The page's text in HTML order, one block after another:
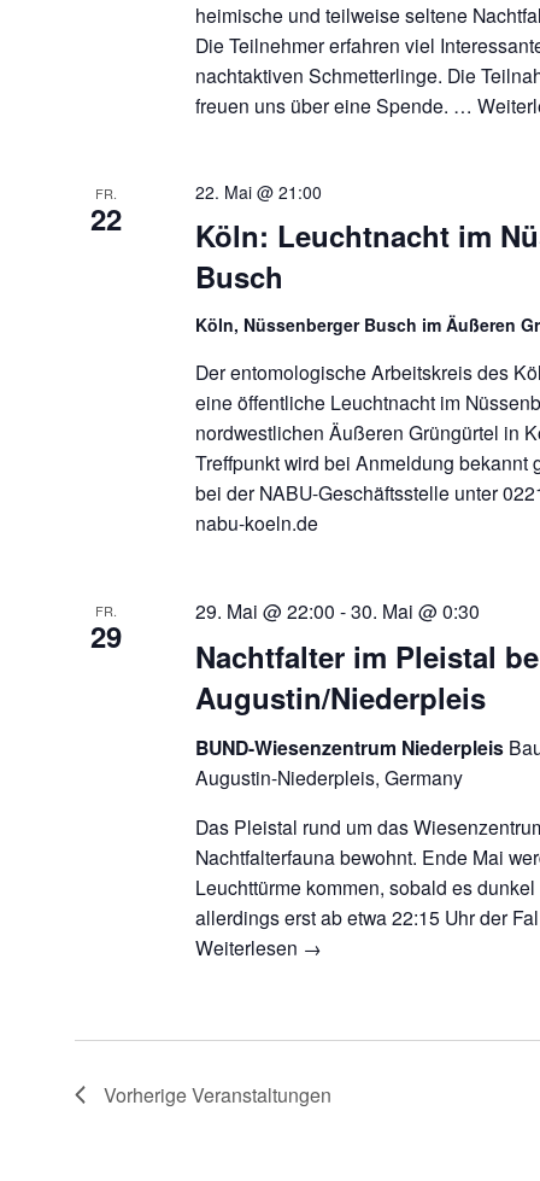
heimische und teilweise seltene
Die Teilnehmer erfahren viel
nachtaktiven Schmetterlinge. Die
freuen uns über eine Spende. …
FR.
22
Köln: Leuchtnacht im
Busch
22. Mai @ 21:00
Köln, Nüssenberger Busch im Äußeren
Der entomologische Arbeitskreis des
eine öffentliche Leuchtnacht im
nordwestlichen Äußeren Grüngürtel in
Treffpunkt wird bei Anmeldung bekannt
bei der NABU-Geschäftsstelle unter
nabu-koeln.de
FR.
29
Nachtfalter im Pleistal
Augustin/Niederpleis
29. Mai @ 22:00 -30. Mai @ 0:30
BUND-Wiesenzentrum Niederpleis
Augustin-Niederpleis, Germany
Das Pleistal rund um das
Nachtfalterfauna bewohnt. Ende Mai
Leuchttürme kommen, sobald es
allerdings erst ab etwa 22:15 Uhr der
Weiterlesen →
VorherigeVeranstaltungen